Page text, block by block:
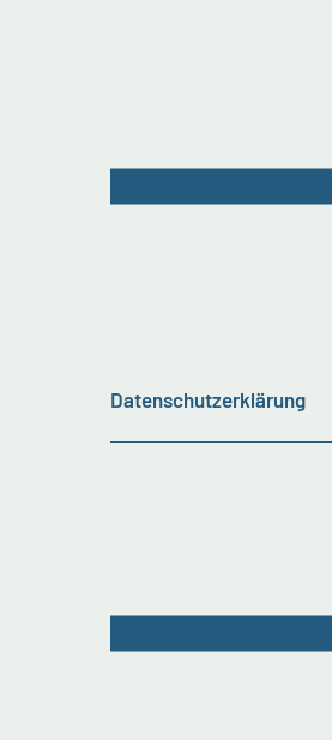
Datenschutzerklärung